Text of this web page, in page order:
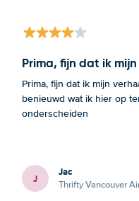
Prima, fijn dat ik mijn
Prima, fijn dat ik mijn
benieuwd wat ik hier op
onderscheiden
J Jac
Thrifty Vancouver